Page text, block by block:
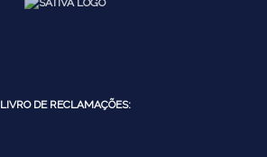
LIVRO DE RECLAMAÇÕES: